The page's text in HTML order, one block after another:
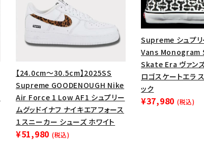
【24.0cm～30.5cm】2025SS
Supreme GOODENOUGH Nike
Air Force 1 Low AF1 シュプリー
ムグッドイナフ ナイキエアフォース
１スニーカー シューズ ホワイト
¥51,980 (税込)
Supreme シュプ
Vans Monogram
Skate Era ヴァン
ロゴスケートエラ
ック
¥37,980 (税込)